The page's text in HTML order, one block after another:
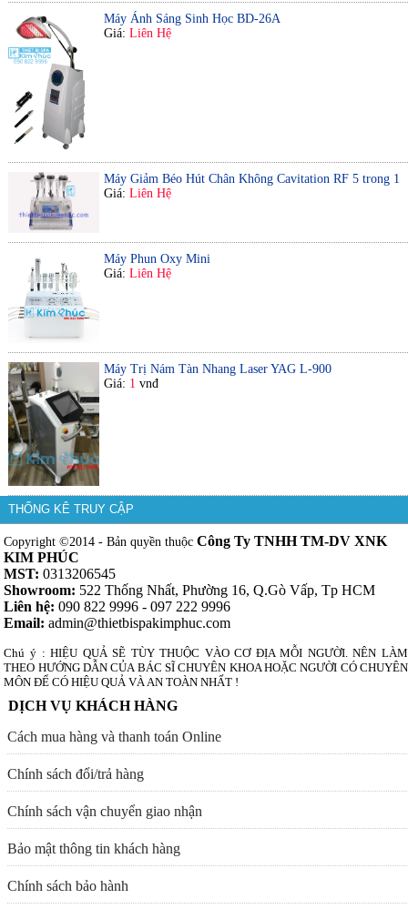
Máy Ánh Sáng Sinh Học BD-26A
Giá: Liên Hệ
Máy Giảm Béo Hút Chân Không Cavitation RF 5 trong 1
Giá: Liên Hệ
Máy Phun Oxy Mini
Giá: Liên Hệ
Máy Trị Nám Tàn Nhang Laser YAG L-900
Giá: 1 vnđ
THỐNG KÊ TRUY CẬP
Copyright ©2014 - Bản quyền thuộcCông Ty TNHH TM-DV XNK
KIM PHÚC
MST: 0313206545
Showroom: 522 Thống Nhất, Phường 16, Q.Gò Vấp, Tp HCM
Liên hệ: 090 822 9996 - 097 222 9996
Email: admin@thietbispakimphuc.com
Chú ý : HIỆU QUẢ SẼ TÙY THUỘC VÀO CƠ ĐỊA MỖI NGƯỜI. NÊN LÀM
THEO HƯỚNG DẪN CỦA BÁC SĨ CHUYÊN KHOA HOẶC NGƯỜI CÓ CHUYÊN
MÔN ĐỂ CÓ HIỆU QUẢ VÀ AN TOÀN NHẤT !
DỊCH VỤ KHÁCH HÀNG
Cách mua hàng và thanh toán Online
Chính sách đổi/trả hàng
Chính sách vận chuyển giao nhận
Bảo mật thông tin khách hàng
Chính sách bảo hành